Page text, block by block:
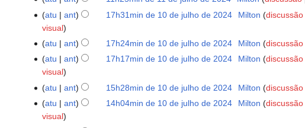
u
m
o
e
d
i
ç
e
s
u
m
o
d
e
d
i
r
e
s
u
m
o
d
e
de
julho
S
e
r
e
s
u
m
o
10
julho
atu ant 17h31min de 10 de julho de 2024 Milton discussão
visual
atu
ant 17h24min de 10 de julho de 2024 Milton discussão
S
e
r
e
s
atu
ant 17h17min de 10 de julho de 2024 Milton discussão
visual
atu
ant 15h28min de 10 de julho de 2024 Milton discussão
S
e
atu
ant 14h04min de 10 de julho de 2024 Milton discussão
visual